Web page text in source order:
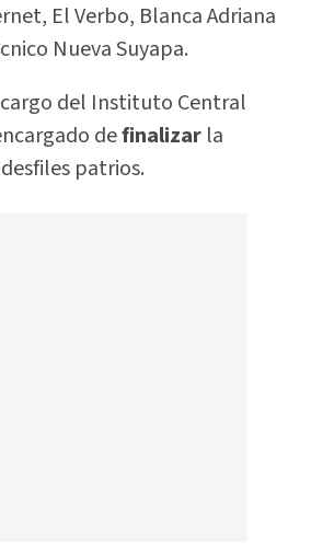
El Verbo, Blanca Adriana
Nueva Suyapa.
del Instituto Central
definalizar la
patrios.